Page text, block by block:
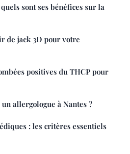
sont ses bénéfices sur la
de jack 3D pour votre
positives du THCP pour
allergologue à Nantes ?
: les critères essentiels